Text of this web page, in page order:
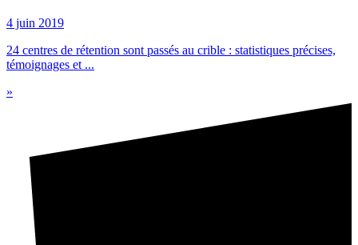
4 juin 2019
24 centres de rétention sont passés au crible : statistiques précises,
témoignages et ...
»